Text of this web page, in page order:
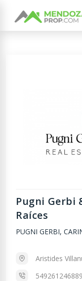
Pugni Gerbi
Raíces
PUGNI GERBI,
Aristides